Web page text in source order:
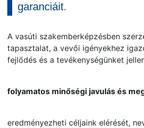
garanciáit.
A vasúti szakemberképzésben
tapasztalat, a vevői igényekhez
fejlődés és a tevékenységünket
folyamatos minőségi javulás és
eredményezheti céljaink elérését,